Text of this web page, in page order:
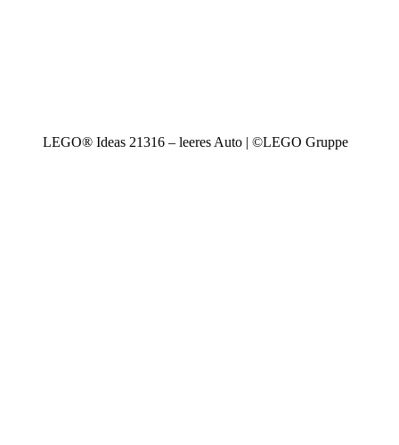
LEGO® Ideas 21316 – leeres Auto | ©LEGO Gruppe